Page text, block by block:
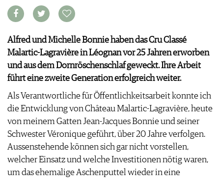
VORTEILSWELT
VIDEOS
BILDSTRECKEN
BÜCHER
NEWS
WEINWIRTSCHAFT
WEINSZENE
VINOPHILES
AWARDS
GEWINNSPIELE
VORTEILSWELT
TRINKREIFETABELLE
ABO
WEINSUCHE
Alfred und Michelle Bonnie haben das Cru Classé
Malartic-Lagravière in Léognan vor 25 Jahren erworben
und aus dem Dornröschenschlaf geweckt. Ihre Arbeit
führt eine zweite Generation erfolgreich weiter.
Als Verantwortliche für Öffentlichkeitsarbeit konnte ich
die Entwicklung von Château Malartic-Lagravière, heute
von meinem Gatten Jean-Jacques Bonnie und seiner
Schwester Véronique geführt, über 20 Jahre verfolgen.
Aussenstehende können sich gar nicht vorstellen,
welcher Einsatz und welche Investitionen nötig waren,
um das ehemalige Aschenputtel wieder in eine